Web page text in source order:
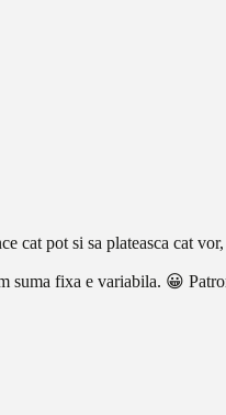
cat pot si sa plateasca cat
suma fixa e variabila. 😀